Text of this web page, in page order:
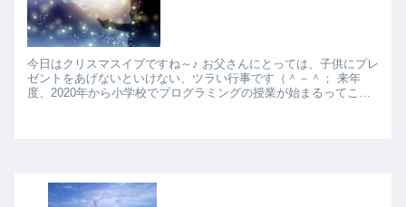
今日はクリスマスイブですね～♪ お父さんにとっては、子供にプレ
ゼントをあげないといけない、ツラい行事です（＾－＾； 来年
度、2020年から小学校でプログラミングの授業が始まるってこと